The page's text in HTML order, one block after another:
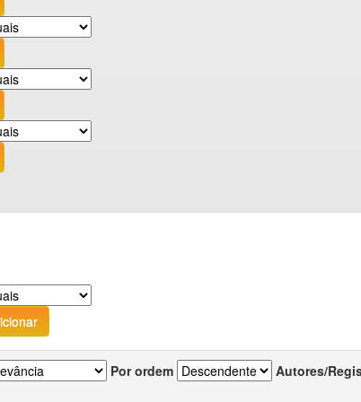
Por ordem Autores/